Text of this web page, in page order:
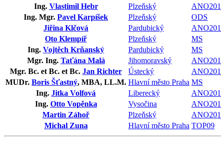
Ing. Vlastimil Hebr Plzeňský
Ing. Mgr. Pavel Karpíšek Plzeňský
ODS
Jiřina Klčová
Pardubický
Oto Klempíř
Plzeňský
MS
Ing. Vojtěch Krňanský Pardubický
MS
Mgr. Ing. Taťána Malá Jihomoravský
Mgr. Bc. et Bc. et Bc. Jan Richter Ústecký
MUDr. Boris Šťastný, MBA, LL.M. Hlavní město Praha MS
Ing. Jitka Volfová Liberecký
Ing. Otto Vopěnka Vysočina
Martin Záhoř
Plzeňský
Michal Zuna
Hlavní město Praha TOP09